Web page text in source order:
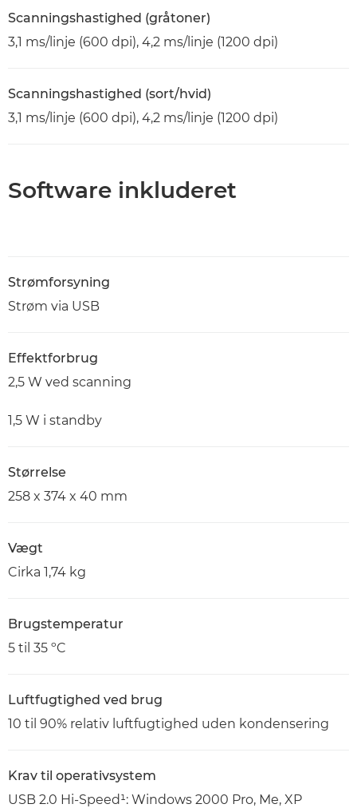
Scanningshastighed (gråtoner)
3,1 ms/linje (600 dpi), 4,2 ms/linje (1200 dpi)
Scanningshastighed (sort/hvid)
3,1 ms/linje (600 dpi), 4,2 ms/linje (1200 dpi)
Software inkluderet
Strømforsyning
Strøm via USB
Effektforbrug
2,5 W ved scanning
1,5 W i standby
Størrelse
258 x 374 x 40 mm
Vægt
Cirka 1,74 kg
Brugstemperatur
5 til 35 ºC
Luftfugtighed ved brug
10 til 90% relativ luftfugtighed uden kondensering
Krav til operativsystem
USB 2.0 Hi-Speed¹: Windows 2000 Pro, Me, XP